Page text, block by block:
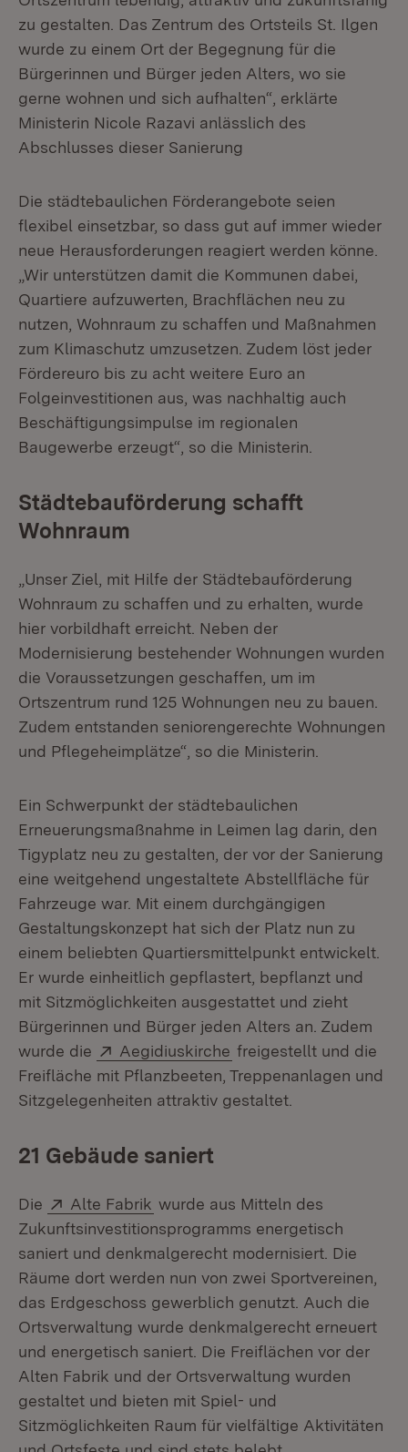
zu gestalten. Das Zentrum des Ortsteils St. Ilgen
wurde zu einem Ort der Begegnung für die
Bürgerinnen und Bürger jeden Alters, wo sie
gerne wohnen und sich aufhalten“, erklärte
Ministerin Nicole Razavi anlässlich des
Abschlusses dieser Sanierung
Die städtebaulichen Förderangebote seien
flexibel einsetzbar, so dass gut auf immer wieder
neue Herausforderungen reagiert werden könne.
„Wir unterstützen damit die Kommunen dabei,
Quartiere aufzuwerten, Brachflächen neu zu
nutzen, Wohnraum zu schaffen und Maßnahmen
zum Klimaschutz umzusetzen. Zudem löst jeder
Fördereuro bis zu acht weitere Euro an
Folgeinvestitionen aus, was nachhaltig auch
Beschäftigungsimpulse im regionalen
Baugewerbe erzeugt“, so die Ministerin.
Städtebauförderung schafft
Wohnraum
„Unser Ziel, mit Hilfe der Städtebauförderung
Wohnraum zu schaffen und zu erhalten, wurde
hier vorbildhaft erreicht. Neben der
Modernisierung bestehender Wohnungen wurden
die Voraussetzungen geschaffen, um im
Ortszentrum rund 125 Wohnungen neu zu bauen.
Zudem entstanden seniorengerechte Wohnungen
und Pflegeheimplätze“, so die Ministerin.
Ein Schwerpunkt der städtebaulichen
Erneuerungsmaßnahme in Leimen lag darin, den
Tigyplatz neu zu gestalten, der vor der Sanierung
eine weitgehend ungestaltete Abstellfläche für
Fahrzeuge war. Mit einem durchgängigen
Gestaltungskonzept hat sich der Platz nun zu
einem beliebten Quartiersmittelpunkt entwickelt.
Er wurde einheitlich gepflastert, bepflanzt und
mit Sitzmöglichkeiten ausgestattet und zieht
Bürgerinnen und Bürger jeden Alters an. Zudem
wurde die
Extern:
Aegidiuskirche (Öffnet in neuem
freigestellt und die
Freifläche mit Pflanzbeeten, Treppenanlagen und
Sitzgelegenheiten attraktiv gestaltet.
21 Gebäude saniert
Die Extern:
Alte Fabrik (Öffnet in neuem Fenster)
wurde aus Mitteln des
Zukunftsinvestitionsprogramms energetisch
saniert und denkmalgerecht modernisiert. Die
Räume dort werden nun von zwei Sportvereinen,
das Erdgeschoss gewerblich genutzt. Auch die
Ortsverwaltung wurde denkmalgerecht erneuert
und energetisch saniert. Die Freiflächen vor der
Alten Fabrik und der Ortsverwaltung wurden
gestaltet und bieten mit Spiel- und
Sitzmöglichkeiten Raum für vielfältige Aktivitäten